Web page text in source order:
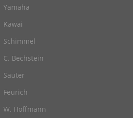
Yamaha
Kawai
Schimmel
C. Bechstein
Sauter
Feurich
W. Hoffmann